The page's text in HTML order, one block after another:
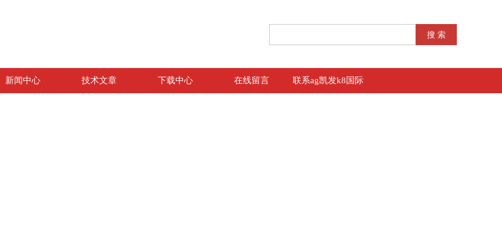
新闻中心 技术文章 下载中心 在线留言 联系ag凯发k8国际